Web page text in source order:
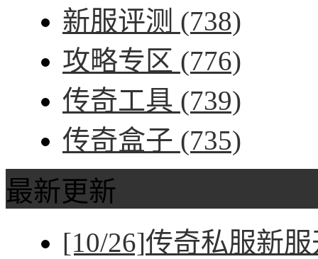
新服评测 (738)
攻略专区 (776)
传奇工具 (739)
传奇盒子 (735)
最新更新
[10/26]传奇私服新